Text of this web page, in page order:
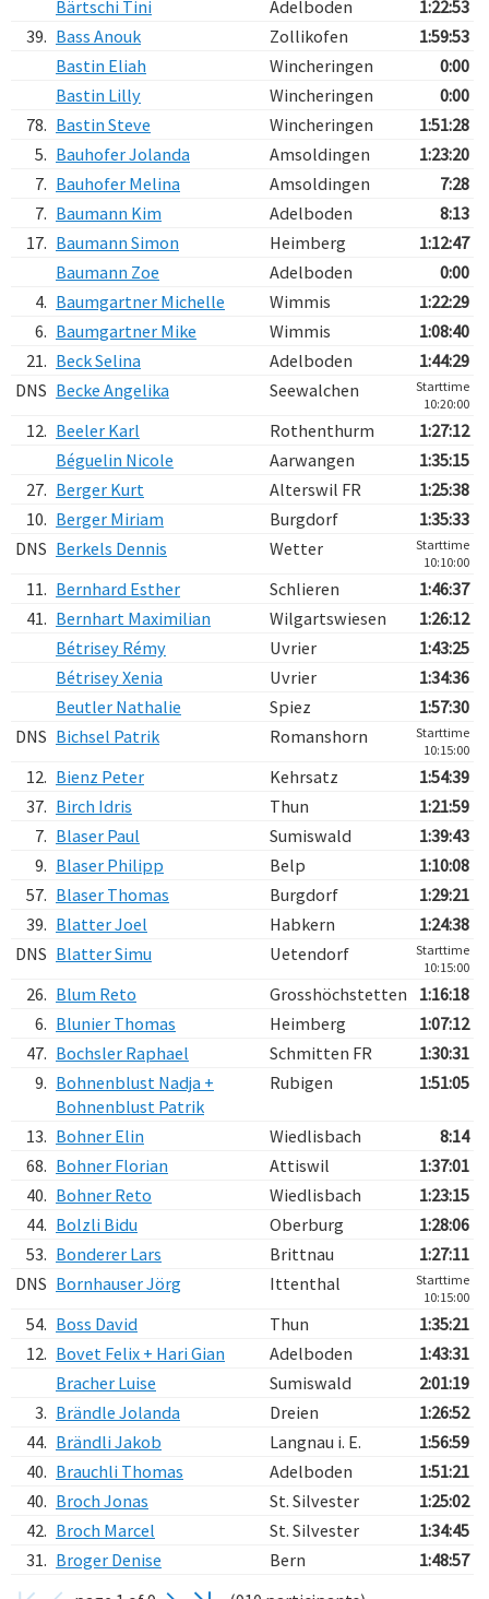
Bärtschi Tini
Adelboden
1:22:53
39. Bass Anouk Zollikofen
1:59:53
Bastin Eliah
Wincheringen
0:00
Bastin Lilly
Wincheringen
0:00
78. Bastin Steve Wincheringen
1:51:28
5. Bauhofer Jolanda Amsoldingen
1:23:20
7. Bauhofer Melina Amsoldingen
7:28
7. Baumann Kim Adelboden
8:13
17. Baumann Simon Heimberg
1:12:47
Baumann Zoe
Adelboden
0:00
4. Baumgartner Michelle Wimmis
1:22:29
6. Baumgartner Mike Wimmis
1:08:40
21. Beck Selina Adelboden
1:44:29
DNS Becke Angelika Seewalchen
Starttime
10:20:00
12. Beeler Karl Rothenthurm
1:27:12
Béguelin Nicole
Aarwangen
1:35:15
27. Berger Kurt Alterswil FR
1:25:38
10. Berger Miriam Burgdorf
1:35:33
DNS Berkels Dennis Wetter
Starttime
10:10:00
11. Bernhard Esther Schlieren
1:46:37
41. Bernhart Maximilian Wilgartswiesen
1:26:12
Bétrisey Rémy
Uvrier
1:43:25
Bétrisey Xenia
Uvrier
1:34:36
Beutler Nathalie
Spiez
1:57:30
DNS Bichsel Patrik Romanshorn
Starttime
10:15:00
12. Bienz Peter Kehrsatz
1:54:39
37. Birch Idris Thun
1:21:59
7. Blaser Paul Sumiswald
1:39:43
9. Blaser Philipp Belp
1:10:08
57. Blaser Thomas Burgdorf
1:29:21
39. Blatter Joel Habkern
1:24:38
DNS Blatter Simu Uetendorf
Starttime
10:15:00
26. Blum Reto Grosshöchstetten
1:16:18
6. Blunier Thomas Heimberg
1:07:12
47. Bochsler Raphael Schmitten FR
1:30:31
9. Bohnenblust Nadja +
Bohnenblust Patrik
Rubigen 1:51:05
13. Bohner Elin Wiedlisbach
8:14
68. Bohner Florian Attiswil
1:37:01
40. Bohner Reto Wiedlisbach
1:23:15
44. Bolzli Bidu Oberburg
1:28:06
53. Bonderer Lars Brittnau
1:27:11
DNS Bornhauser Jörg Ittenthal
Starttime
10:15:00
54. Boss David Thun
1:35:21
12. Bovet Felix + Hari Gian Adelboden
1:43:31
Bracher Luise
Sumiswald
2:01:19
3. Brändle Jolanda Dreien
1:26:52
44. Brändli Jakob Langnau i. E.
1:56:59
40. Brauchli Thomas Adelboden
1:51:21
40. Broch Jonas St. Silvester
1:25:02
42. Broch Marcel St. Silvester
1:34:45
31. Broger Denise Bern
1:48:57